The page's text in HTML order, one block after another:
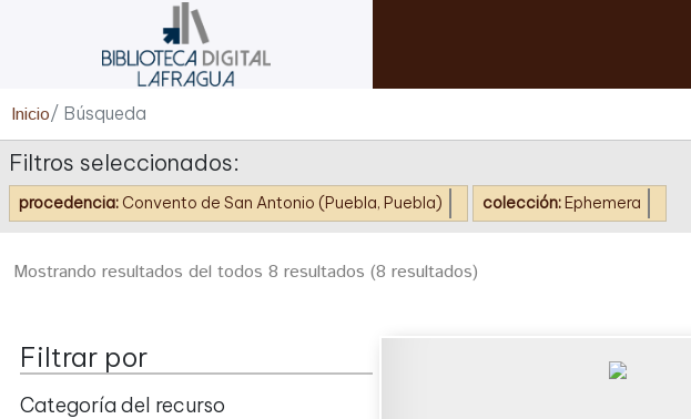
Inicio/ Búsqueda
Filtros seleccionados:
procedencia:Convento de San Antonio (Puebla, Puebla) colección:Ephemera
Mostrando resultados del todos 8 resultados (8 resultados)
Filtrar por
Categoría del recurso